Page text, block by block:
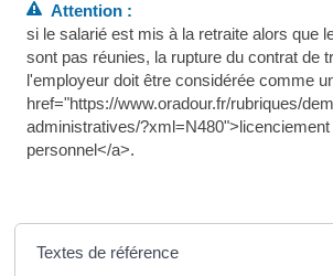
Attention :
si le salarié est mis à la retraite alors que
sont pas réunies, la rupture du contrat de
l'employeur doit être considérée comme
href="https://www.oradour.fr/rubriques/
administratives/
personnel</a>.
Textes de référence